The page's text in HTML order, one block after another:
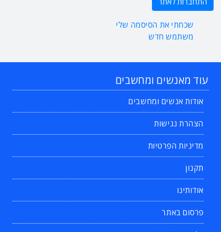
שכחתי את הסיסמה שלי
משתמש חדש
עוד מאנשים ומחשבים
אודות אנשים ומחשבים
הצהרת נגישות
מדיניות הפרטיות
תקנון
אודותינו
פרסום באתר